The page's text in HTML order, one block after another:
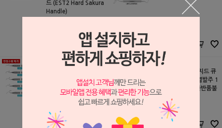
드 (EST2 Hard Sakura
Handle)
63,000원
[핸들 변경] 덴티안 그레
이시 스탠다드 큐렛
세일글로발
S2509001
애프터 파이브 리지드 큐
렛_메탈 핸들(개별발주 1
~2개월 소요,교환반품불
가)
오성
S2504114
42,000원